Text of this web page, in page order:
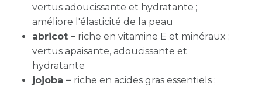
vertus adoucissante et hydratante ;
améliore l'élasticité de la peau
abricot – riche en vitamine E et minéraux ;
vertus apaisante, adoucissante et
hydratante
jojoba – riche en acides gras essentiels ;